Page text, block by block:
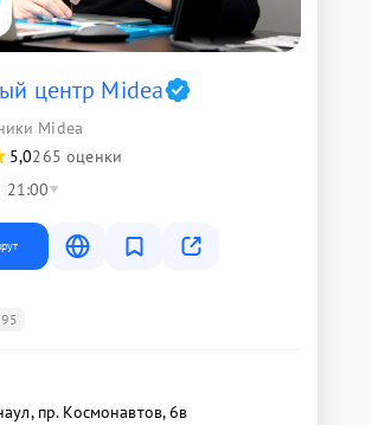
центр Midea
Midea
5,0265 оценки
21:00
​пр. Космонавтов, 6в